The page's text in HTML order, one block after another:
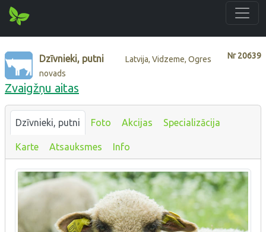
Nr20639
Dzīvnieki, putni
Latvija, Vidzeme, Ogres
novads
Zvaigžņu aitas
Dzīvnieki, putni Foto Akcijas Specializācija
Karte Atsauksmes Info